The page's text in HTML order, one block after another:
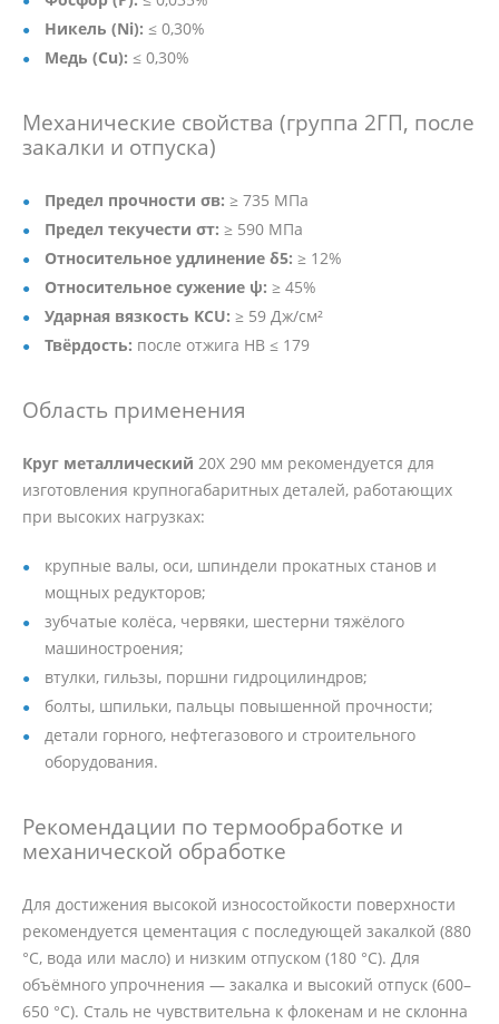
Никель (Ni): ≤ 0,30%
Медь (Cu): ≤ 0,30%
Механические свойства (группа 2ГП, после
закалки и отпуска)
Предел прочности σв: ≥ 735 МПа
Предел текучести σт: ≥ 590 МПа
Относительное удлинение δ5: ≥ 12%
Относительное сужение ψ: ≥ 45%
Ударная вязкость KCU: ≥ 59 Дж/см²
Твёрдость: после отжига HB ≤ 179
Область применения
Круг металлический 20Х 290 мм рекомендуется для
изготовления крупногабаритных деталей, работающих
при высоких нагрузках:
крупные валы, оси, шпиндели прокатных станов и
мощных редукторов;
зубчатые колёса, червяки, шестерни тяжёлого
машиностроения;
втулки, гильзы, поршни гидроцилиндров;
болты, шпильки, пальцы повышенной прочности;
детали горного, нефтегазового и строительного
оборудования.
Рекомендации по термообработке и
механической обработке
Для достижения высокой износостойкости поверхности
рекомендуется цементация с последующей закалкой (880
°C, вода или масло) и низким отпуском (180 °C). Для
объёмного упрочнения — закалка и высокий отпуск (600–
650 °C). Сталь не чувствительна к флокенам и не склонна